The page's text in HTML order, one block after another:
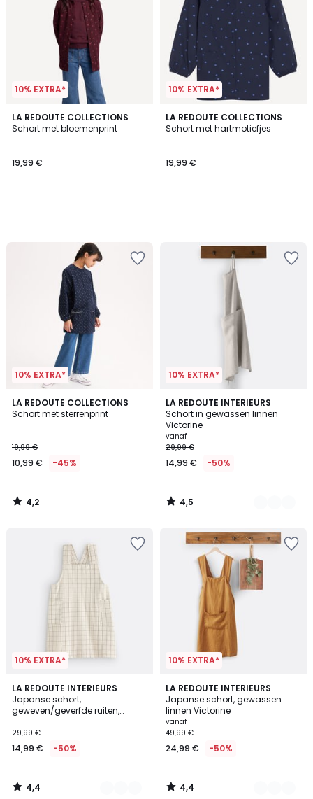
10% EXTRA*
LA REDOUTE COLLECTIONS
Schort met bloemenprint
19,99 €
10% EXTRA*
LA REDOUTE COLLECTIONS
Schort met hartmotiefjes
19,99 €
10% EXTRA*
LA REDOUTE COLLECTIONS
Schort met sterrenprint
19,99 €
10,99 € -45%
4,2
/ 5
4,2
/
10% EXTRA*
LA REDOUTE INTERIEURS
Schort in gewassen linnen
Victorine
vanaf
29,99 €
14,99 € -50%
4,5
/ 5
6
Kleuren
4,5
/
10% EXTRA*
LA REDOUTE INTERIEURS
Japanse schort,
geweven/geverfde ruiten,
29,99 €
14,99 € -50%
4,4
/ 5
2
Kleuren
4,4
/
10% EXTRA*
LA REDOUTE INTERIEURS
Japanse schort, gewassen
linnen Victorine
vanaf
49,99 €
24,99 € -50%
4,4
/ 5
4
Kleuren
4,4
/